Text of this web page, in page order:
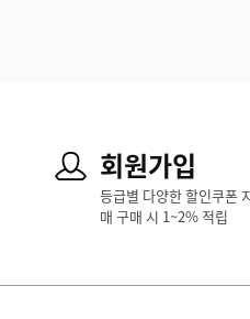
회원가입
등급별 다양한 할인쿠폰
매 구매 시 1~2% 적립